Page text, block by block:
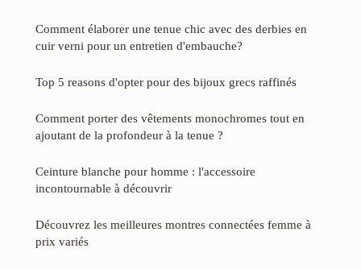
Comment élaborer une tenue chic avec des derbies en
cuir verni pour un entretien d'embauche?
Top 5 reasons d'opter pour des bijoux grecs raffinés
Comment porter des vêtements monochromes tout en
ajoutant de la profondeur à la tenue ?
Ceinture blanche pour homme : l'accessoire
incontournable à découvrir
Découvrez les meilleures montres connectées femme à
prix variés